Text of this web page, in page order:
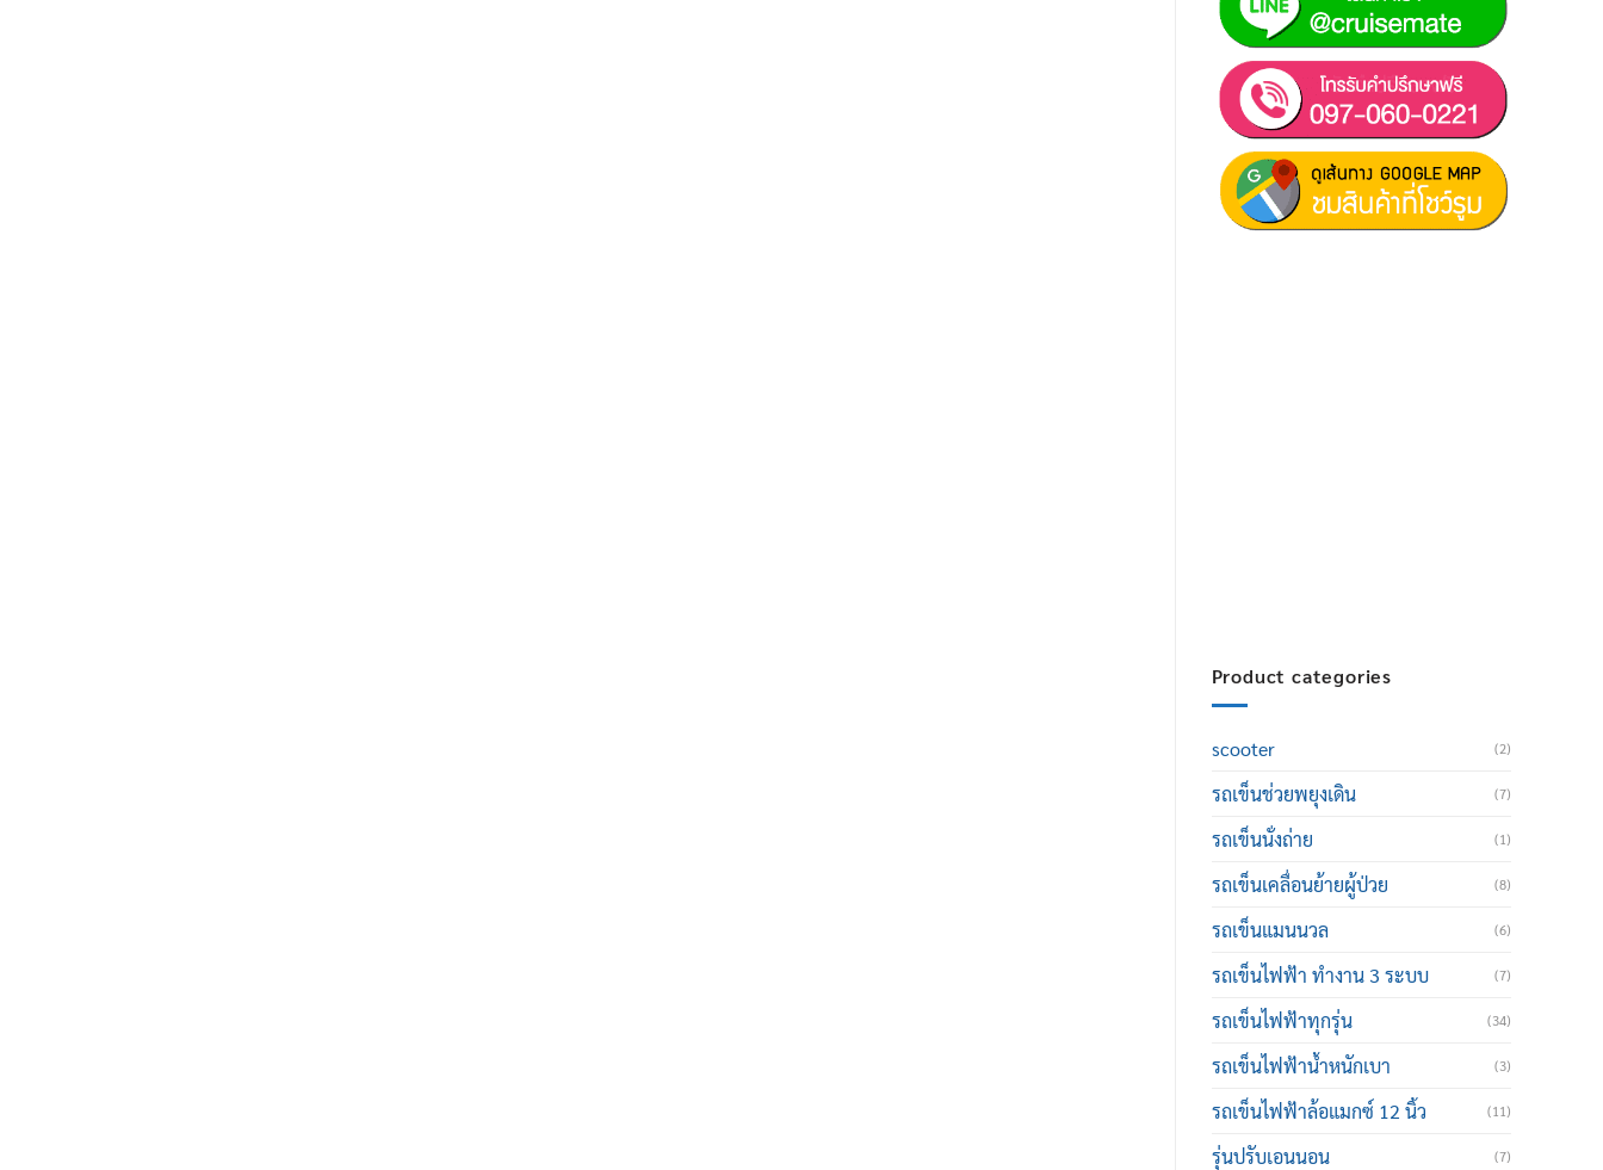
Product categories
scooter (2)
รถเข็นช่วยพยุงเดิน (7)
รถเข็นนั่งถ่าย (1)
รถเข็นเคลื่อนย้ายผู้ป่วย (8)
รถเข็นแมนนวล (6)
รถเข็นไฟฟ้า ทำงาน 3 ระบบ (7)
รถเข็นไฟฟ้าทุกรุ่น (34)
รถเข็นไฟฟ้าน้ำหนักเบา (3)
รถเข็นไฟฟ้าล้อแมกซ์ 12 นิ้ว (11)
รุ่นปรับเอนนอน (7)